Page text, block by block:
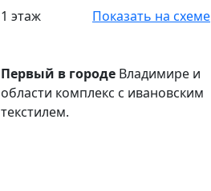
1 этаж
Показать на схеме
Первый в городе Владимире и
области комплекс с ивановским
текстилем.